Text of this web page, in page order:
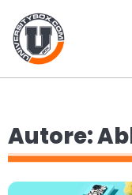
Autore: